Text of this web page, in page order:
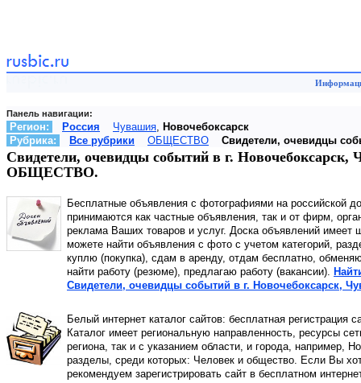
Панель навигации:
Регион: Россия Чувашия, Новочебоксарск
Рубрика:
Все рубрики ОБЩЕСТВО Свидетели, очевидцы
Свидетели, очевидцы событий в г.
ОБЩЕСТВО.
Бесплатные объявления с фотографиями на российской
принимаются как частные объявления, так и от фирм,
реклама Ваших товаров и услуг. Доска объявлений
можете найти объявления с фото с учетом категорий,
куплю (покупка), сдам в аренду, отдам бесплатно,
найти работу (резюме), предлагаю работу (вакансии).
Свидетели, очевидцы событий в г. Новочебоксарск,
Белый интернет каталог сайтов: бесплатная регистрация
Каталог имеет региональную направленность, ресурсы
региона, так и с указанием области, и города, например,
разделы, среди которых: Человек и общество. Если Вы
рекомендуем зарегистрировать сайт в бесплатном